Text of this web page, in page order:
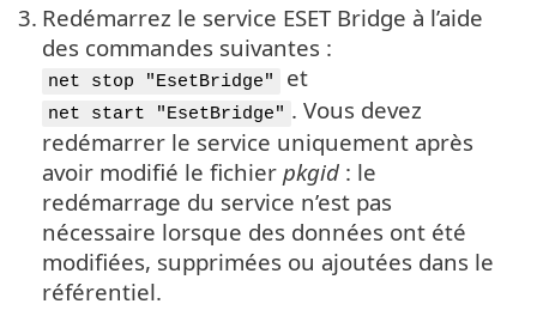
3. Redémarrez le service ESET Bridge à l’aide
des commandes suivantes :
net stop "EsetBridge" et
net start "EsetBridge" . Vous devez
redémarrer le service uniquement après
avoir modifié le fichier pkgid : le
redémarrage du service n’est pas
nécessaire lorsque des données ont été
modifiées, supprimées ou ajoutées dans le
référentiel.